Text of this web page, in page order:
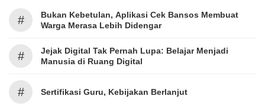
#
Bukan Kebetulan, Aplikasi Cek Bansos Membuat
Warga Merasa Lebih Didengar
#
Jejak Digital Tak Pernah Lupa: Belajar Menjadi
Manusia di Ruang Digital
# Sertifikasi Guru, Kebijakan Berlanjut